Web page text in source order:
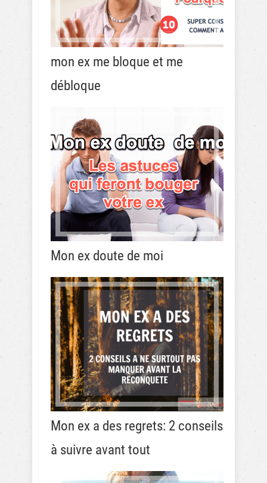
mon ex me bloque et me
débloque
Mon ex doute de moi
Mon ex a des regrets: 2 conseils
à suivre avant tout